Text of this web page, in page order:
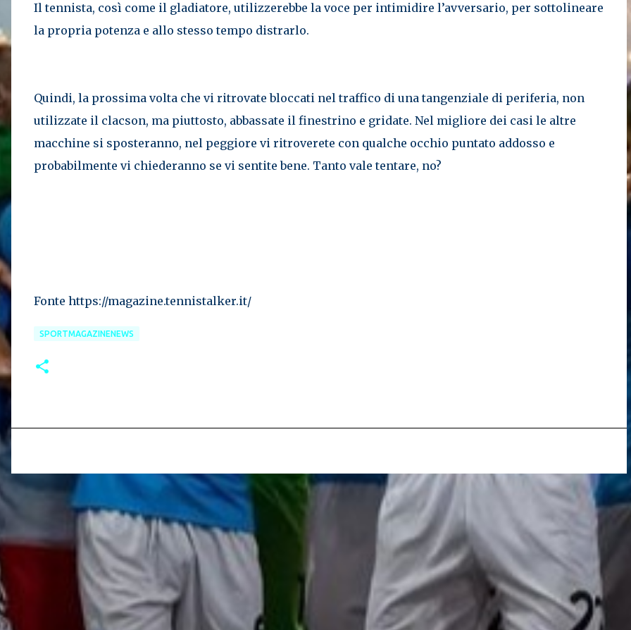
Il tennista, così come il gladiatore, utilizzerebbe la voce per intimidire l’avversario, per sottolineare
la propria potenza e allo stesso tempo distrarlo.
Quindi, la prossima volta che vi ritrovate bloccati nel traffico di una tangenziale di periferia, non
utilizzate il clacson, ma piuttosto, abbassate il finestrino e gridate. Nel migliore dei casi le altre
macchine si sposteranno, nel peggiore vi ritroverete con qualche occhio puntato addosso e
probabilmente vi chiederanno se vi sentite bene. Tanto vale tentare, no?
Fonte https://magazine.tennistalker.it/
SPORTMAGAZINENEWS